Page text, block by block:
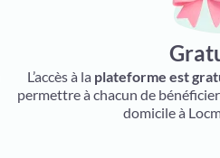
L’accès à la plateforme est
permettre à chacun de
domicile à